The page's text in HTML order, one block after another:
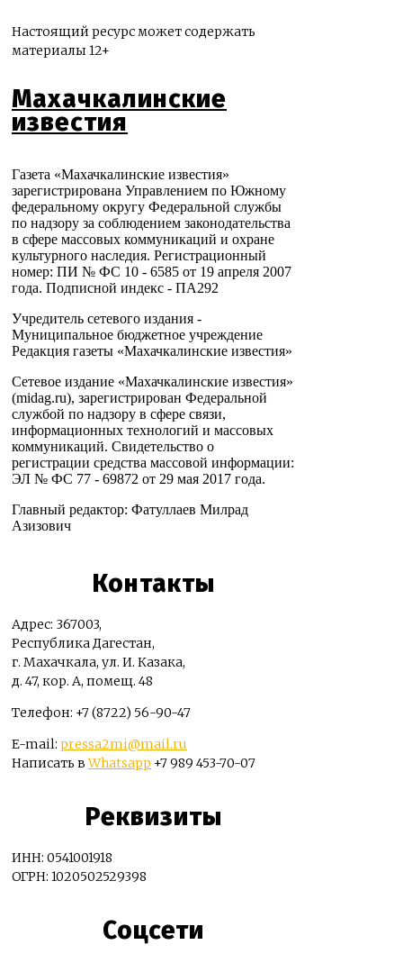
Настоящий ресурс может содержать
материалы 12+
Махачкалинские
известия
Газета «Махачкалинские известия»
зарегистрирована Управлением по Южному
федеральному округу Федеральной службы
по надзору за соблюдением законодательства
в сфере массовых коммуникаций и охране
культурного наследия. Регистрационный
номер: ПИ № ФС 10 - 6585 от 19 апреля 2007
года. Подписной индекс - ПА292
Учредитель сетевого издания -
Муниципальное бюджетное учреждение
Редакция газеты «Махачкалинские известия»
Сетевое издание «Махачкалинские известия»
(midag.ru), зарегистрирован Федеральной
службой по надзору в сфере связи,
информационных технологий и массовых
коммуникаций. Свидетельство о
регистрации средства массовой информации:
ЭЛ № ФС 77 - 69872 от 29 мая 2017 года.
Главный редактор: Фатуллаев Милрад
Азизович
Контакты
Адрес: 367003,
Республика Дагестан,
г. Махачкала, ул. И. Казака,
д. 47, кор. А, помещ. 48
Телефон: +7 (8722) 56-90-47
E-mail: pressa2mi@mail.ru
Написать вWhatsapp +7 989 453-70-07
Реквизиты
ИНН: 0541001918
ОГРН: 1020502529398
Соцсети